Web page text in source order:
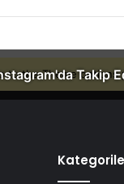
Takip
to the Theme